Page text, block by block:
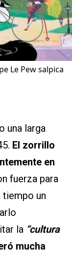
Le Pew salpica
una larga
El zorrillo
en
fuerza para
tiempo un
la “cultura
mucha